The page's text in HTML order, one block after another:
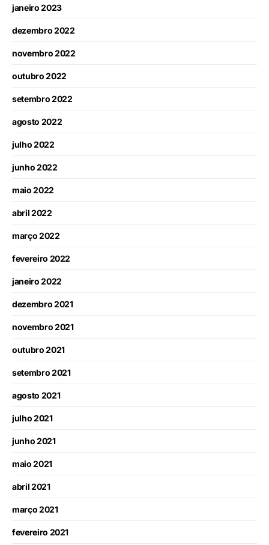
janeiro 2023
dezembro 2022
novembro 2022
outubro 2022
setembro 2022
agosto 2022
julho 2022
junho 2022
maio 2022
abril 2022
março 2022
fevereiro 2022
janeiro 2022
dezembro 2021
novembro 2021
outubro 2021
setembro 2021
agosto 2021
julho 2021
junho 2021
maio 2021
abril 2021
março 2021
fevereiro 2021